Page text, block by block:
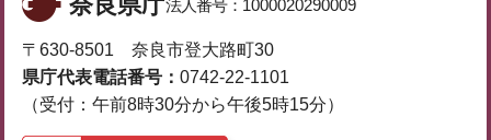
法人番号： 1000020290009
〒630-8501 奈良市登大路町30
県庁代表電話番号： 0742-22-1101
（受付：午前8時30分から午後5時15分）